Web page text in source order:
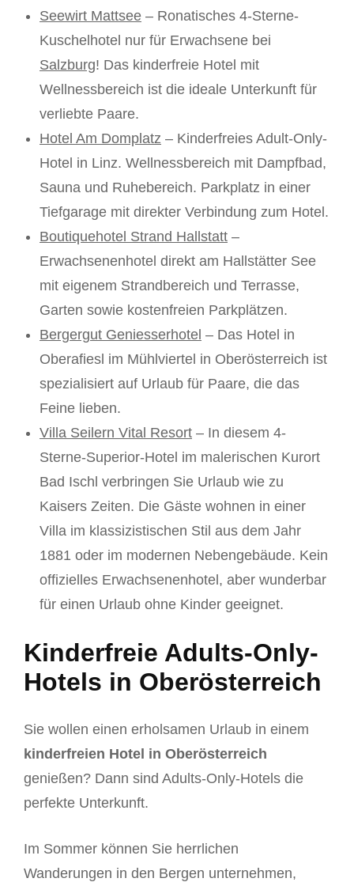
Seewirt Mattsee – Ronatisches 4-Sterne-
Kuschelhotel nur für Erwachsene bei
Salzburg! Das kinderfreie Hotel mit
Wellnessbereich ist die ideale Unterkunft für
verliebte Paare.
Hotel Am Domplatz – Kinderfreies Adult-Only-
Hotel in Linz. Wellnessbereich mit Dampfbad,
Sauna und Ruhebereich. Parkplatz in einer
Tiefgarage mit direkter Verbindung zum Hotel.
Boutiquehotel Strand Hallstatt –
Erwachsenenhotel direkt am Hallstätter See
mit eigenem Strandbereich und Terrasse,
Garten sowie kostenfreien Parkplätzen.
Bergergut Geniesserhotel – Das Hotel in
Oberafiesl im Mühlviertel in Oberösterreich ist
spezialisiert auf Urlaub für Paare, die das
Feine lieben.
Villa Seilern Vital Resort – In diesem 4-
Sterne-Superior-Hotel im malerischen Kurort
Bad Ischl verbringen Sie Urlaub wie zu
Kaisers Zeiten. Die Gäste wohnen in einer
Villa im klassizistischen Stil aus dem Jahr
1881 oder im modernen Nebengebäude. Kein
offizielles Erwachsenenhotel, aber wunderbar
für einen Urlaub ohne Kinder geeignet.
Kinderfreie Adults-Only-
Hotels in Oberösterreich
Sie wollen einen erholsamen Urlaub in einem
kinderfreien Hotel in Oberösterreich
genießen? Dann sind Adults-Only-Hotels die
perfekte Unterkunft.
Im Sommer können Sie herrlichen
Wanderungen in den Bergen unternehmen,